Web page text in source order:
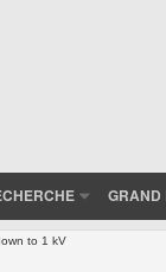
GRAND
to 1 kV